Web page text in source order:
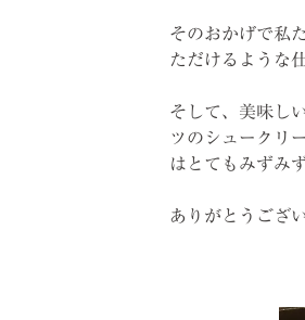
そのおかげで私
ただけるような
そして、美味し
ツのシュークリ
はとてもみずみ
ありがとうござ